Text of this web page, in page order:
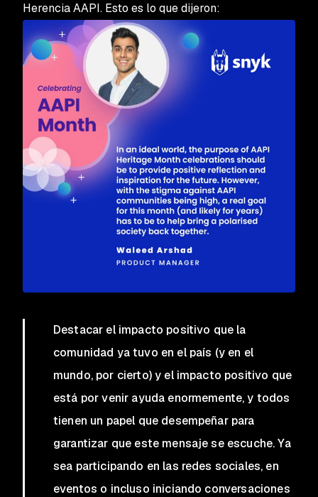
Herencia AAPI. Esto es lo que dijeron:
Destacar el impacto positivo que la
comunidad ya tuvo en el país (y en el
mundo, por cierto) y el impacto positivo que
está por venir ayuda enormemente, y todos
tienen un papel que desempeñar para
garantizar que este mensaje se escuche. Ya
sea participando en las redes sociales, en
eventos o incluso iniciando conversaciones